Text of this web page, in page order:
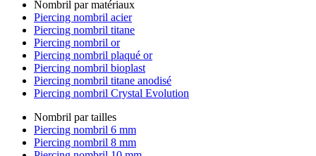
Nombril par matériaux
Piercing nombril acier
Piercing nombril titane
Piercing nombril or
Piercing nombril plaqué or
Piercing nombril bioplast
Piercing nombril titane anodisé
Piercing nombril Crystal Evolution
Nombril par tailles
Piercing nombril 6 mm
Piercing nombril 8 mm